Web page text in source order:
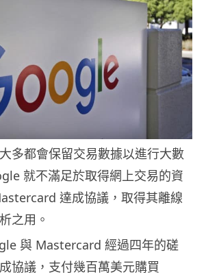
多都會保留交易數據以進行大數
就不滿足於取得網上交易的資
達成協議，取得其離線
之用。
與 Mastercard 經過四年的磋
協議，支付幾百萬美元購買